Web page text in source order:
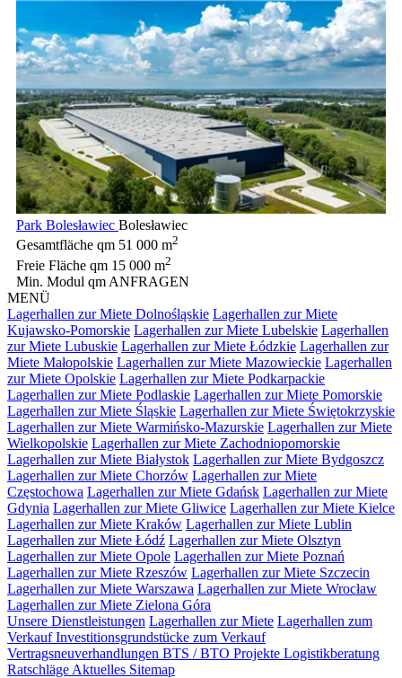
Park Bolesławiec Bolesławiec
Gesamtfläche qm 51 000 m2
Freie Fläche qm 15 000 m2
Min. Modul qm ANFRAGEN
MENÜ
Lagerhallen zur Miete Dolnośląskie Lagerhallen zur Miete
Kujawsko-Pomorskie Lagerhallen zur Miete Lubelskie Lagerhallen
zur Miete Lubuskie Lagerhallen zur Miete Łódzkie Lagerhallen zur
Miete Małopolskie Lagerhallen zur Miete Mazowieckie Lagerhallen
zur Miete Opolskie Lagerhallen zur Miete Podkarpackie
Lagerhallen zur Miete Podlaskie Lagerhallen zur Miete Pomorskie
Lagerhallen zur Miete Śląskie Lagerhallen zur Miete Świętokrzyskie
Lagerhallen zur Miete Warmińsko-Mazurskie Lagerhallen zur Miete
Wielkopolskie Lagerhallen zur Miete Zachodniopomorskie
Lagerhallen zur Miete Białystok Lagerhallen zur Miete Bydgoszcz
Lagerhallen zur Miete Chorzów Lagerhallen zur Miete
Częstochowa Lagerhallen zur Miete Gdańsk Lagerhallen zur Miete
Gdynia Lagerhallen zur Miete Gliwice Lagerhallen zur Miete Kielce
Lagerhallen zur Miete Kraków Lagerhallen zur Miete Lublin
Lagerhallen zur Miete Łódź Lagerhallen zur Miete Olsztyn
Lagerhallen zur Miete Opole Lagerhallen zur Miete Poznań
Lagerhallen zur Miete Rzeszów Lagerhallen zur Miete Szczecin
Lagerhallen zur Miete Warszawa Lagerhallen zur Miete Wrocław
Lagerhallen zur Miete Zielona Góra
Unsere Dienstleistungen Lagerhallen zur Miete Lagerhallen zum
VerkaufInvestitionsgrundstücke zum Verkauf
Vertragsneuverhandlungen BTS / BTO Projekte Logistikberatung
Ratschläge Aktuelles Sitemap